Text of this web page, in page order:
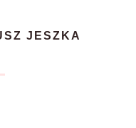
JESZKA